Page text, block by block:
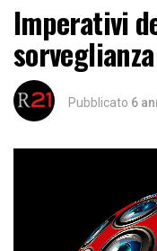
Imperativi
sorveglianza
Pubblicato 6